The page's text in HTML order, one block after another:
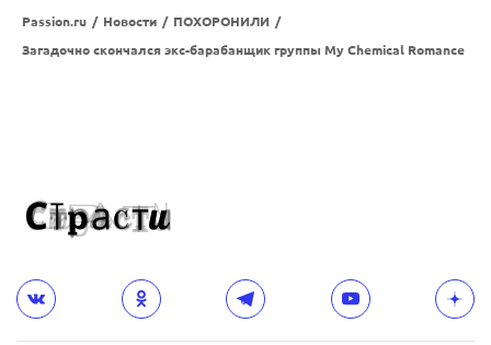
Passion.ru / Новости / ПОХОРОНИЛИ /
Загадочно скончался экс-барабанщик группы My Chemical Romance